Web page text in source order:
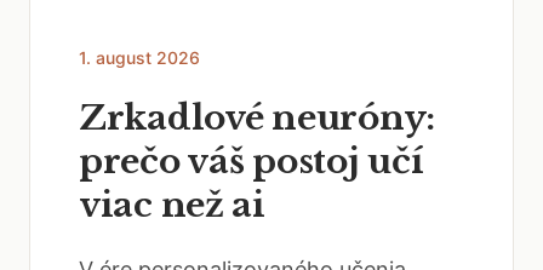
1. august 2026
Zrkadlové neuróny:
prečo váš postoj učí
viac než ai